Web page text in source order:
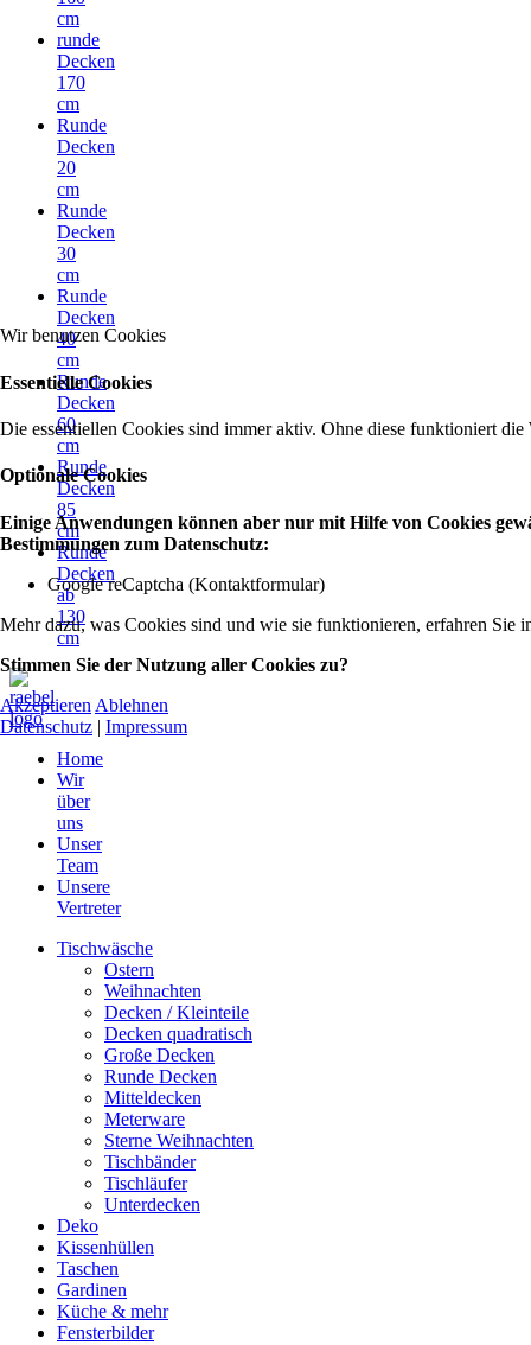
cm
runde
Decken
170
cm
Runde
Decken
20
cm
Runde
Decken
30
cm
Runde
Decken
40
cm
Runde
Decken
60
cm
Runde
Decken
85
cm
Runde
Decken
ab
130
cm
Home
Wir
über
uns
Unser
Team
Unsere
Vertreter
Tischwäsche
Ostern
Weihnachten
Decken / Kleinteile
Decken quadratisch
Große Decken
Runde Decken
Mitteldecken
Meterware
Sterne Weihnachten
Tischbänder
Tischläufer
Unterdecken
Deko
Kissenhüllen
Taschen
Gardinen
Küche & mehr
Fensterbilder
Wir benutzen Cookies
Essentielle Cookies
Die essentiellen Cookies sind immer aktiv. Ohne diese funktioniert
Optionale Cookies
Einige Anwendungen können aber nur mit Hilfe von Cookies
Bestimmungen zum Datenschutz:
Google reCaptcha (Kontaktformular)
Mehr dazu, was Cookies sind und wie sie funktionieren, erfahren Sie
Stimmen Sie der Nutzung aller Cookies zu?
Akzeptieren Ablehnen
Datenschutz | Impressum